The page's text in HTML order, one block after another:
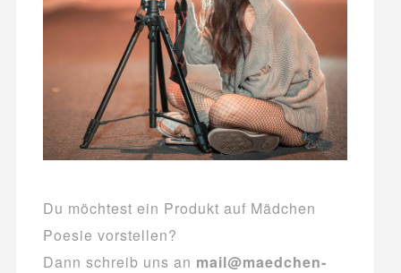
Du möchtest ein Produkt auf Mädchen
Poesie vorstellen?
Dann schreib uns an mail@maedchen-